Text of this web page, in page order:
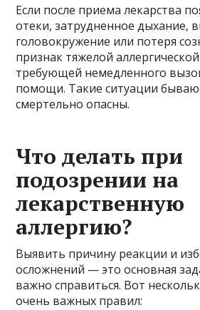
Если после приема лекарства
отеки, затрудненное дыхание,
головокружение или потеря
признак тяжелой
требующей немедленного
помощи. Такие ситуации
смертельно опасны.
Что делать при
подозрении на
лекарственную
аллергию?
Выявить причину реакции и
осложнений — это основная
важно справиться. Вот
очень важных правил: